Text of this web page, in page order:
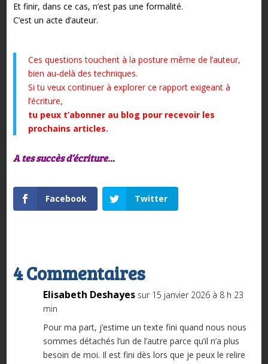
Et finir, dans ce cas, n’est pas une formalité.
C’est un acte d’auteur.
Ces questions touchent à la posture même de l’auteur,
bien au-delà des techniques.
Si tu veux continuer à explorer ce rapport exigeant à
l’écriture,
tu peux t’abonner au blog pour recevoir les
prochains articles.
A tes succès d’écriture…
Facebook Twitter
4 Commentaires
Elisabeth Deshayes sur 15 janvier 2026 à 8 h 23
min
Pour ma part, j’estime un texte fini quand nous nous
sommes détachés l’un de l’autre parce qu’il n’a plus
besoin de moi. Il est fini dès lors que je peux le relire